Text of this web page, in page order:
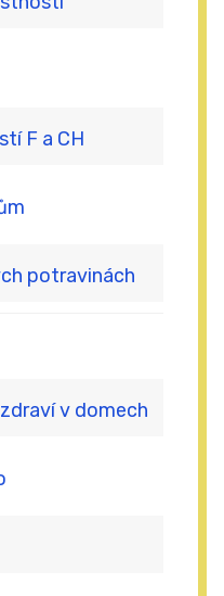
F a CH
potravinách
v domech